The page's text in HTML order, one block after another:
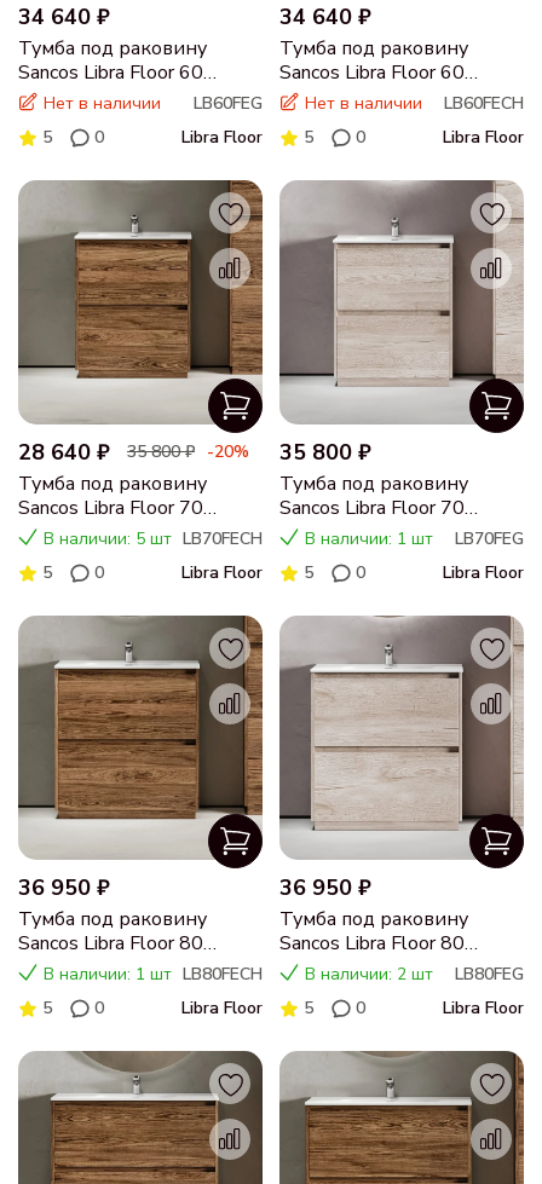
34 640 ₽
Тумба под раковину
Sancos Libra Floor 60
напольная дуб галифакс
Нет в наличии
LB60FEG
5
0 Libra Floor
34 640 ₽
Тумба под раковину
Sancos Libra Floor 60
напольная дуб чарльстон,
Нет в наличии
LB60FECH
5
0 Libra Floor
28 640 ₽ 35 800 ₽ -20%
Тумба под раковину
Sancos Libra Floor 70
подвесная дуб чарльстон,
В наличии: 5 шт LB70FECH
5
0 Libra Floor
35 800 ₽
Тумба под раковину
Sancos Libra Floor 70
подвесная дуб галифакс
В наличии: 1 шт
LB70FEG
5
0 Libra Floor
36 950 ₽
Тумба под раковину
Sancos Libra Floor 80
напольная дуб чарльстон,
В наличии: 1 шт LB80FECH
5
0 Libra Floor
36 950 ₽
Тумба под раковину
Sancos Libra Floor 80
напольная дуб галифакс
В наличии: 2 шт
LB80FEG
5
0 Libra Floor